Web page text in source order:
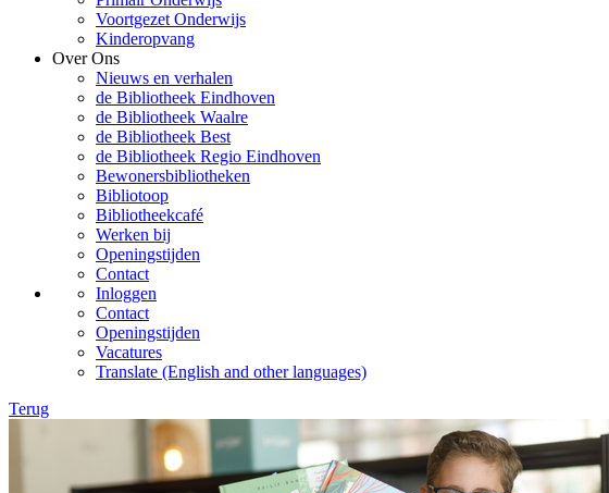
Voortgezet Onderwijs
Kinderopvang
Over Ons
Nieuws en verhalen
de Bibliotheek Eindhoven
de Bibliotheek Waalre
de Bibliotheek Best
de Bibliotheek Regio Eindhoven
Bewonersbibliotheken
Bibliotoop
Bibliotheekcafé
Werken bij
Openingstijden
Contact
Inloggen
Contact
Openingstijden
Vacatures
Translate (English and other languages)
Terug